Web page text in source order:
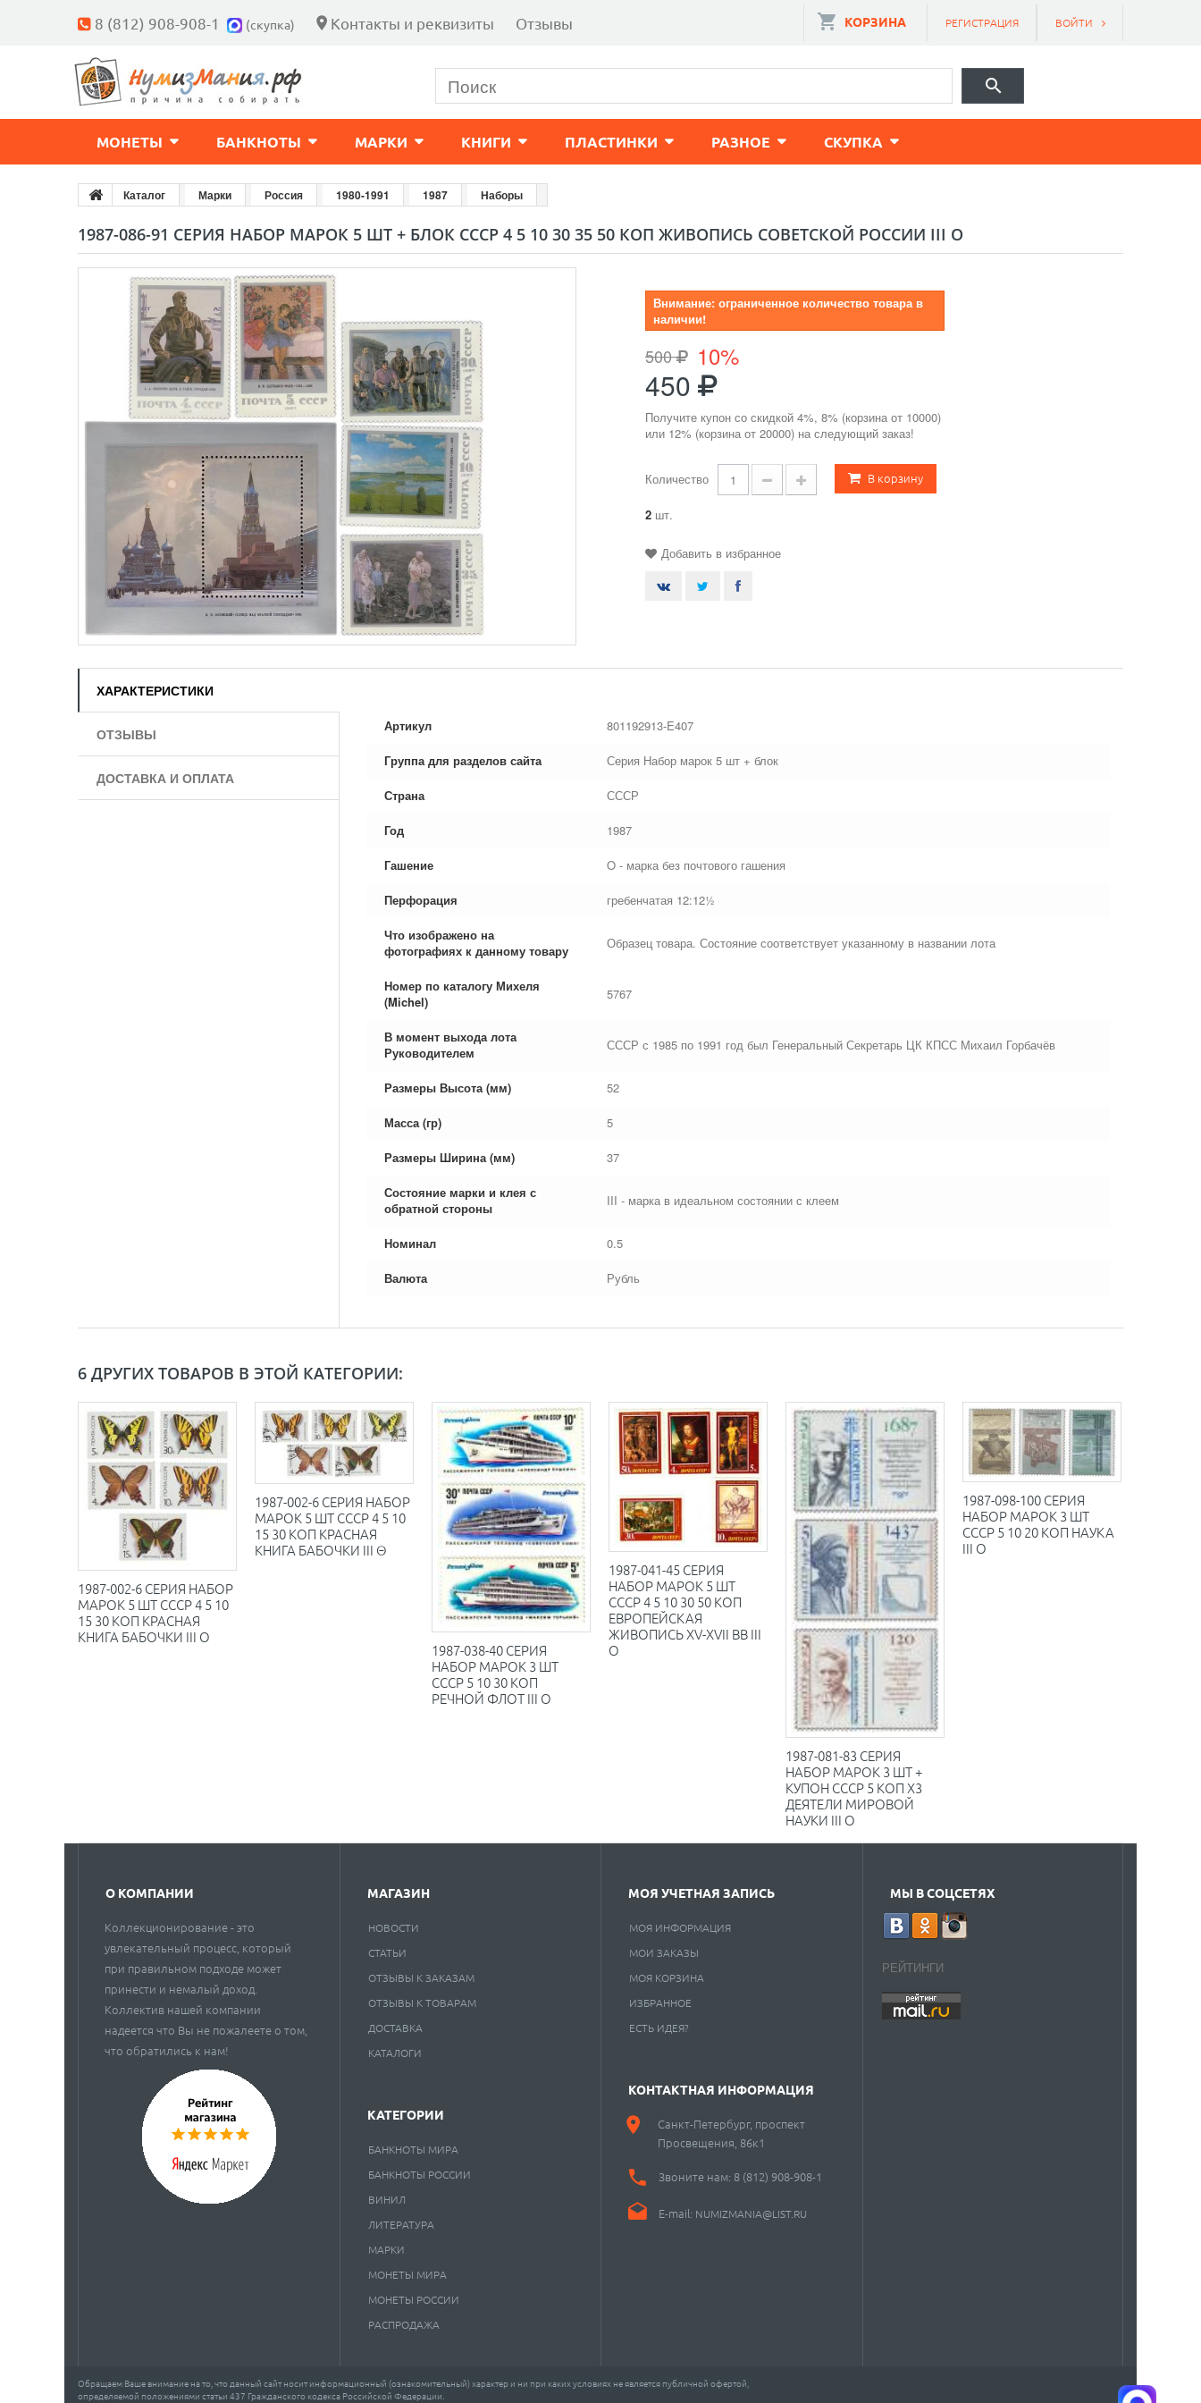
8 (812) 908-908-1 (скупка) Контакты и реквизиты Отзывы ВОЙТИ
РЕГИСТРАЦИЯ
КОРЗИНА
МОНЕТЫ БАНКНОТЫ МАРКИ КНИГИ ПЛАСТИНКИ РАЗНОЕ CКУПКА
Каталог Марки Россия 1980-1991 1987 Наборы
1987-086-91 СЕРИЯ НАБОР МАРОК 5 ШТ + БЛОК СССР 4 5 10 30 35 50 КОП ЖИВОПИСЬ СОВЕТСКОЙ РОССИИ III O
Внимание: ограниченное количество товара в
наличии!
500 10%
450
Получите купон со скидкой 4%, 8% (корзина от 10000)
или 12% (корзина от 20000) на следующий заказ!
Количество В корзину
2 шт.
Добавить в избранное
ХАРАКТЕРИСТИКИ
ОТЗЫВЫ
ДОСТАВКА И ОПЛАТА
Артикул 801192913-E407
Группа для разделов сайта Серия Набор марок 5 шт + блок
Страна СССР
Год 1987
Гашение O - марка без почтового гашения
Перфорация гребенчатая 12:12½
Что изображено на
фотографиях к данному товару
Образец товара. Состояние соответствует указанному в названии лота
Номер по каталогу Михеля
(Michel)
5767
В момент выхода лота
Руководителем
СССР с 1985 по 1991 год был Генеральный Секретарь ЦК КПСС Михаил Горбачёв
Размеры Высота (мм) 52
Масса (гр) 5
Размеры Ширина (мм) 37
Состояние марки и клея с
обратной стороны
III - марка в идеальном состоянии с клеем
Номинал 0.5
Валюта Рубль
6 ДРУГИХ ТОВАРОВ В ЭТОЙ КАТЕГОРИИ:
1987-002-6 СЕРИЯ НАБОР
МАРОК 5 ШТ СССР 4 5 10
15 30 КОП КРАСНАЯ
КНИГА БАБОЧКИ III O
1987-002-6 СЕРИЯ НАБОР
МАРОК 5 ШТ СССР 4 5 10
15 30 КОП КРАСНАЯ
КНИГА БАБОЧКИ III Θ
1987-038-40 СЕРИЯ
НАБОР МАРОК 3 ШТ
СССР 5 10 30 КОП
РЕЧНОЙ ФЛОТ III O
1987-041-45 СЕРИЯ
НАБОР МАРОК 5 ШТ
СССР 4 5 10 30 50 КОП
ЕВРОПЕЙСКАЯ
ЖИВОПИСЬ XV-XVII ВВ III
O
1987-081-83 СЕРИЯ
НАБОР МАРОК 3 ШТ +
КУПОН СССР 5 КОП X3
ДЕЯТЕЛИ МИРОВОЙ
НАУКИ III O
1987-098-100 СЕРИЯ
НАБОР МАРОК 3 ШТ
СССР 5 10 20 КОП НАУКА
III O
О КОМПАНИИ
Коллекционирование - это
увлекательный процесс, который
при правильном подходе может
принести и немалый доход.
Коллектив нашей компании
надеется что Вы не пожалеете о том,
что обратились к нам!
МАГАЗИН
НОВОСТИ
СТАТЬИ
ОТЗЫВЫ К ЗАКАЗАМ
ОТЗЫВЫ К ТОВАРАМ
ДОСТАВКА
КАТАЛОГИ
Обращаем Ваше внимание на то, что данный сайт носит информационный (ознакомительный) характер и ни при каких условиях не является публичной офертой,
определяемой положениями статьи 437 Гражданского кодекса Российской Федерации.
КАТЕГОРИИ
БАНКНОТЫ МИРА
БАНКНОТЫ РОССИИ
ВИНИЛ
ЛИТЕРАТУРА
МАРКИ
МОНЕТЫ МИРА
МОНЕТЫ РОССИИ
РАСПРОДАЖА
МОЯ УЧЕТНАЯ ЗАПИСЬ
МОЯ ИНФОРМАЦИЯ
МОИ ЗАКАЗЫ
МОЯ КОРЗИНА
ИЗБРАННОЕ
ЕСТЬ ИДЕЯ?
КОНТАКТНАЯ ИНФОРМАЦИЯ
Санкт-Петербург, проспект
Просвещения, 86к1
Звоните нам: 8 (812) 908-908-1
E-mail: NUMIZMANIA@LIST.RU
МЫ В СОЦСЕТЯХ
РЕЙТИНГИ